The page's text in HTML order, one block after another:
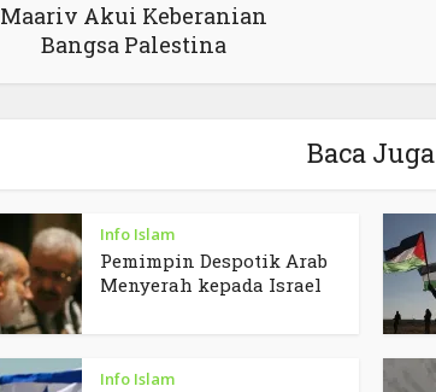
Maariv Akui Keberanian
Bangsa Palestina
Baca Juga
Info Islam
Pemimpin Despotik Arab
Menyerah kepada Israel
Info Islam